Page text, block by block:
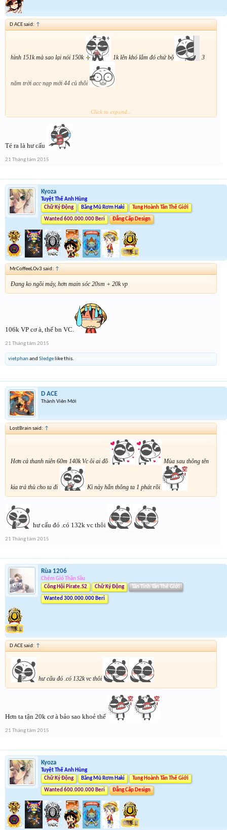
D ACE said: ↑
hình 151k mà sao lại nói 150k 1k lên khó lắm đó chứ bộ 3
năm trời acc nạp mới 44 củ thôi
P/s :Nhưng mà có ai nói đó là hình thật đâu
Click to expand...
Té ra là hư cấu
21 Tháng tám 2015
Kyoza
Tuyệt Thế Anh Hùng
Chữ Ký Động
Băng Mũ Rơm Haki Tung Hoành Tân Thế Giới
Wanted 600.000.000 Beri Đẳng Cấp Design
MrCoffeeLOv3 said: ↑
Đang ko ngồi máy, hơn main sóc 20sm + 20k vp
106k VP cơ à, thế bn VC.
21 Tháng tám 2015
vietphanand Sledge like this.
D ACE
Thành Viên Mới
LostBrain said: ↑
Hơn cả thanh niên 60m 140k Vc ôi ai đồ Mùa sau thông tên
kia trả thù cho ta đi Kì này hắn thông ta 1 phát rồi
hư cấu đó .có 132k vc thôi
21 Tháng tám 2015
Rùa 1206
Chém Gió Thần Sầu
Công Hội Pirate.S2
Chữ Ký Động Tân Tinh Tân Thế Giới
Wanted 300.000.000 Beri
D ACE said: ↑
hư cấu đó .có 132k vc thôi
Hơn ta tận 20k cơ à bảo sao khoẻ thế
21 Tháng tám 2015
Kyoza
Tuyệt Thế Anh Hùng
Chữ Ký Động
Băng Mũ Rơm Haki Tung Hoành Tân Thế Giới
Wanted 600.000.000 Beri Đẳng Cấp Design